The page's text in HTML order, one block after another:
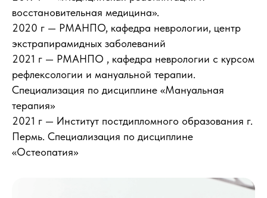
восстановительная медицина».
2020 г — РМАНПО, кафедра неврологии, центр
экстрапирамидных заболеваний
2021 г — РМАНПО , кафедра неврологии с курсом
рефлексологии и мануальной терапии.
Специализация по дисциплине «Мануальная
терапия»
2021 г — Институт постдипломного образования г.
Пермь. Специализация по дисциплине
«Остеопатия»